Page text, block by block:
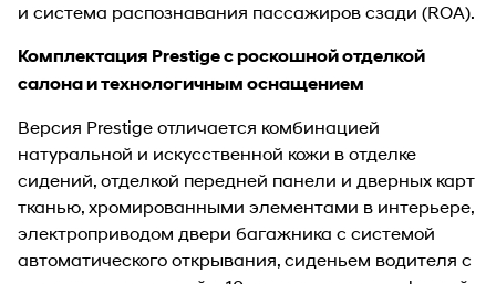
и система распознавания пассажиров сзади (ROA).
Комплектация Prestige с роскошной отделкой
салона и технологичным оснащением
Версия Prestige отличается комбинацией
натуральной и искусственной кожи в отделке
сидений, отделкой передней панели и дверных карт
тканью, хромированными элементами в интерьере,
электроприводом двери багажника с системой
автоматического открывания, сиденьем водителя с